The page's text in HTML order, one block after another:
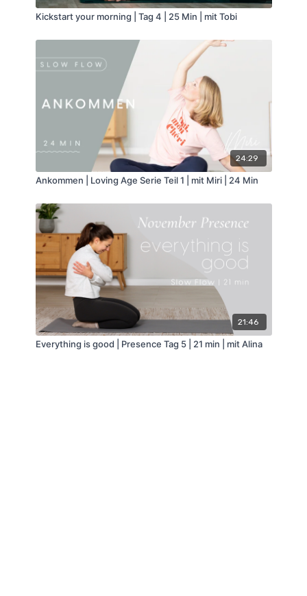
Kickstart your morning | Tag 4 | 25 Min | mit Tobi
24:29
Ankommen | Loving Age Serie Teil 1 | mit Miri | 24 Min
21:46
Everything is good | Presence Tag 5 | 21 min | mit Alina